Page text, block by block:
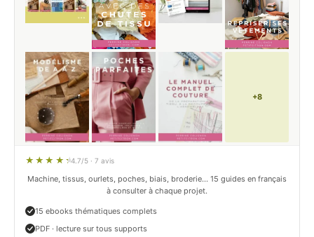
+8
4.7/5 · 7 avis
Machine, tissus, ourlets, poches, biais, broderie… 15 guides en français
à consulter à chaque projet.
15 ebooks thématiques complets
PDF · lecture sur tous supports